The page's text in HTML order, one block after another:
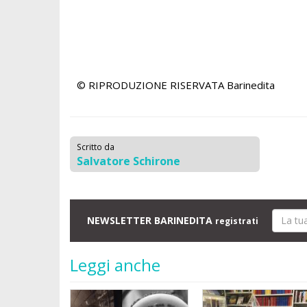
© RIPRODUZIONE RISERVATA Barinedita
Scritto da
Salvatore Schirone
NEWSLETTER BARINEDITA registrati
Leggi anche